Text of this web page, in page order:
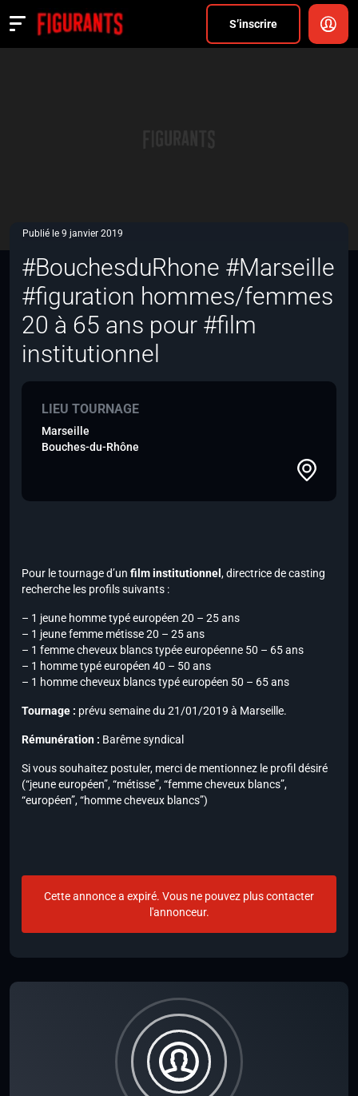
S’inscrire
Actualités
Publié le 9 janvier 2019
#BouchesduRhone #Marseille
#figuration hommes/femmes
20 à 65 ans pour #film
institutionnel
LIEU TOURNAGE
Marseille
Bouches-du-Rhône
Pour le tournage d’un film institutionnel , directrice de casting
recherche les profils suivants :
– 1 jeune homme typé européen 20 – 25 ans
– 1 jeune femme métisse 20 – 25 ans
– 1 femme cheveux blancs typée européenne 50 – 65 ans
– 1 homme typé européen 40 – 50 ans
– 1 homme cheveux blancs typé européen 50 – 65 ans
Tournage : prévu semaine du 21/01/2019 à Marseille.
Rémunération : Barême syndical
Si vous souhaitez postuler, merci de mentionnez le profil désiré
(“jeune européen”, “métisse”, “femme cheveux blancs”,
“européen”, “homme cheveux blancs”)
Cette annonce a expiré. Vous ne pouvez plus contacter
l'annonceur.